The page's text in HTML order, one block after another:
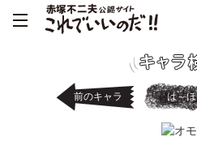
前のキャラ は～ほ